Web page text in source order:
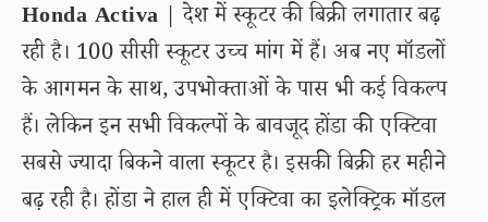
Honda Activa | देश में स्कूटर की बिक्री लगातार बढ़
रही है। 100 सीसी स्कूटर उच्च मांग में हैं। अब नए मॉडलों
के आगमन के साथ, उपभोक्ताओं के पास भी कई विकल्प
हैं। लेकिन इन सभी विकल्पों के बावजूद होंडा की एक्टिवा
सबसे ज्यादा बिकने वाला स्कूटर है। इसकी बिक्री हर महीने
बढ़ रही है। होंडा ने हाल ही में एक्टिवा का इलेक्ट्रिक मॉडल